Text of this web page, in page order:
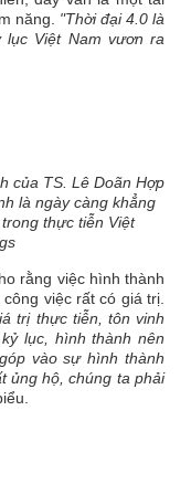
năng. "Thời đại 4.0 là
Việt Nam vươn ra
của TS. Lê Doãn Hợp
là ngày càng khẳng
thực tiễn Việt
rằng việc hình thành
việc rất có giá trị.
trị thực tiễn, tôn vinh
lục, hình thành nên
vào sự hình thành
ủng hộ, chúng ta phải